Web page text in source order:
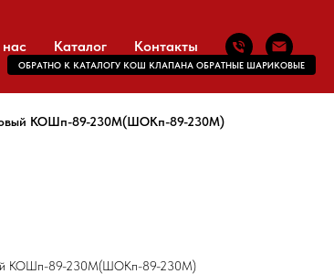
Каталог Контакты
ОБРАТНО К КАТАЛОГУ КОШ КЛАПАНА ОБРАТНЫЕ ШАРИКОВЫЕ
КОШп-89-230M(ШОКп-89-230M)
КОШп-89-230M(ШОКп-89-230M)